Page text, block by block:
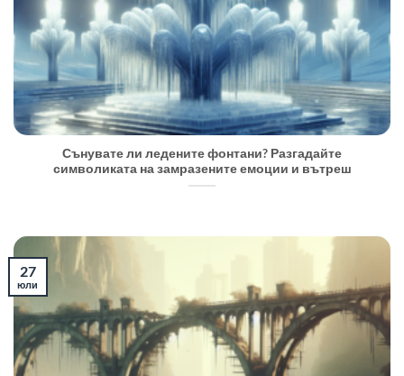
Сънувате ли ледените фонтани? Разгадайте
символиката на замразените емоции и вътреш
27
юли